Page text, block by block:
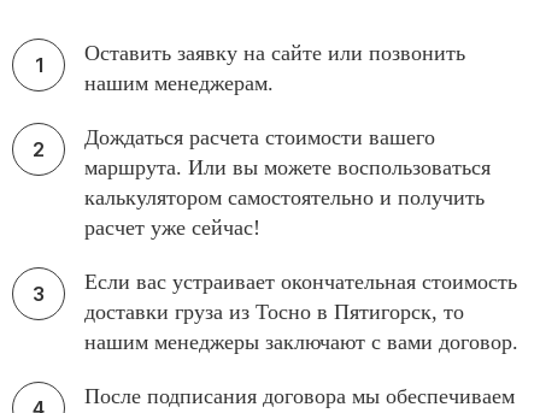
Оставить заявку на сайте или позвонить
нашим менеджерам.
Дождаться расчета стоимости вашего
маршрута. Или вы можете воспользоваться
калькулятором самостоятельно и получить
расчет уже сейчас!
Если вас устраивает окончательная стоимость
доставки груза из Тосно в Пятигорск, то
нашим менеджеры заключают с вами договор.
После подписания договора мы обеспечиваем